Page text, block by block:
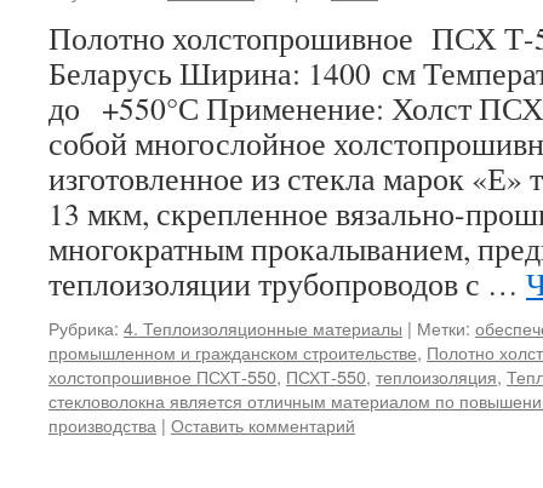
Полотно холстопрошивное ПСХ Т-
Беларусь Ширина: 1400 см
до +550°С Применение: Холст
собой многослойное
изготовленное из стекла марок
13 мкм, скрепленное вязально-
многократным прокалыванием,
теплоизоляции трубопроводов с …
Рубрика: 4. Теплоизоляционные материалы | Метки:
промышленном и гражданском строительстве, Полотно
холстопрошивное ПСХТ-550, ПСХТ-550, теплоизоляция,
стекловолокна является отличным материалом по
производства | Оставить комментарий